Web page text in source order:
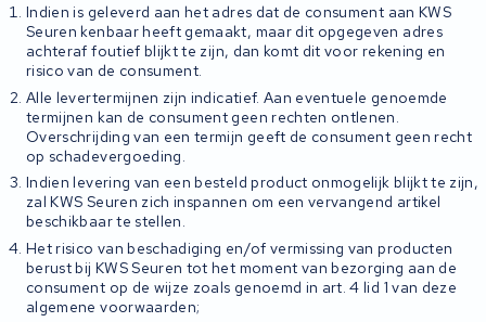
Indien is geleverd aan het adres dat de consument aan KWS
Seuren kenbaar heeft gemaakt, maar dit opgegeven adres
achteraf foutief blijkt te zijn, dan komt dit voor rekening en
risico van de consument.
Alle levertermijnen zijn indicatief. Aan eventuele genoemde
termijnen kan de consument geen rechten ontlenen.
Overschrijding van een termijn geeft de consument geen recht
op schadevergoeding.
Indien levering van een besteld product onmogelijk blijkt te zijn,
zal KWS Seuren zich inspannen om een vervangend artikel
beschikbaar te stellen.
Het risico van beschadiging en/of vermissing van producten
berust bij KWS Seuren tot het moment van bezorging aan de
consument op de wijze zoals genoemd in art. 4 lid 1 van deze
algemene voorwaarden;